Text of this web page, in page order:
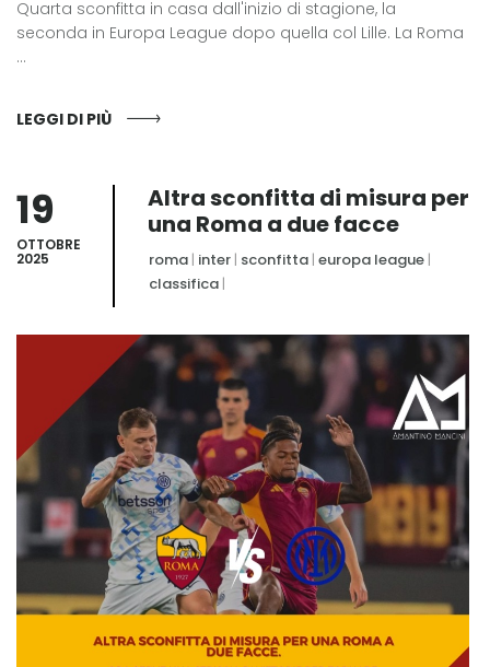
Quarta sconfitta in casa dall'inizio di stagione, la
seconda in Europa League dopo quella col Lille. La Roma
...
LEGGI DI PIÙ
19
OTTOBRE
2025
Altra sconfitta di misura per
una Roma a due facce
roma | inter | sconfitta | europa league |
classifica |